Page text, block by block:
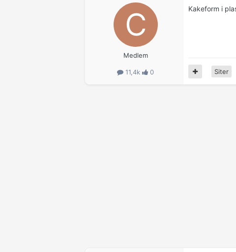
Medlem
11,4k 0
Kakeform i
Siter